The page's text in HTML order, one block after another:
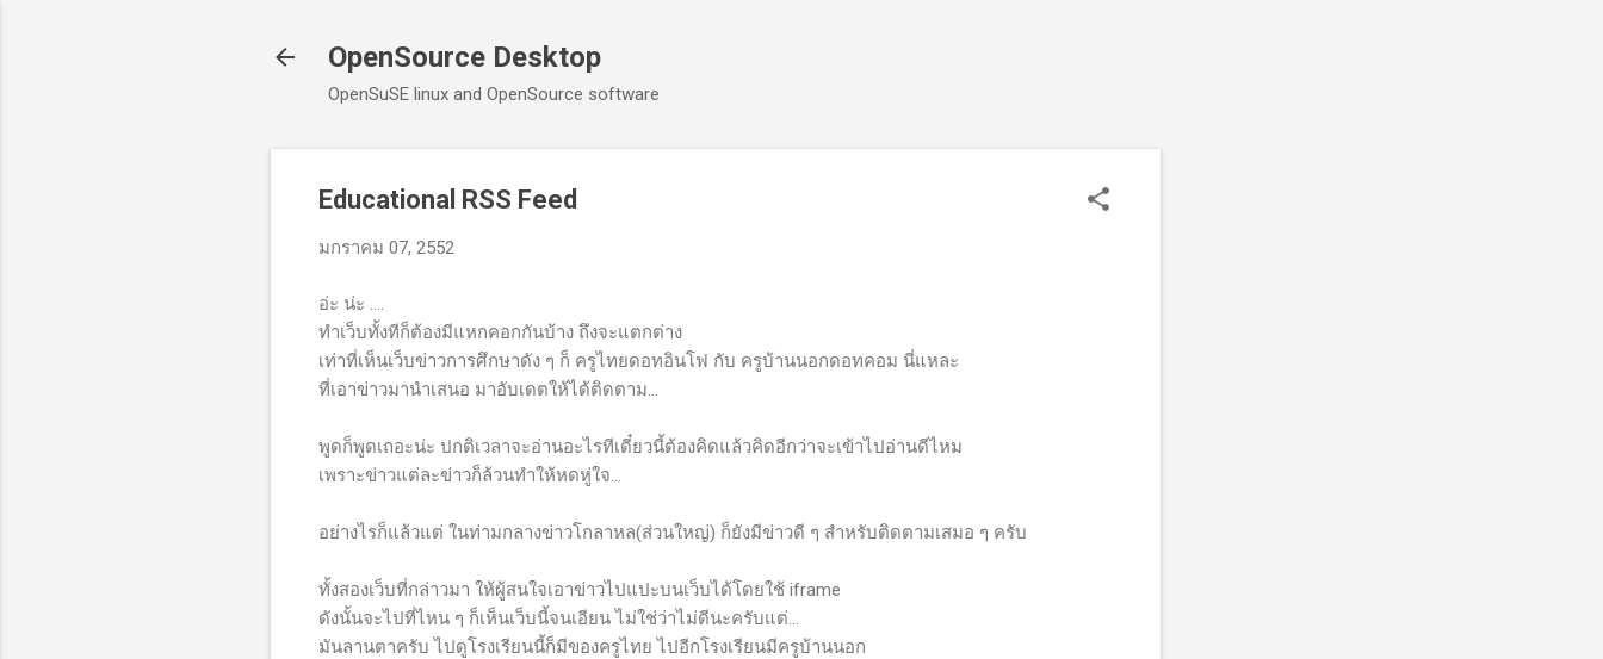
OpenSource Desktop
OpenSuSE linux and OpenSource software
Educational RSS Feed
มกราคม 07, 2552
อ่ะ น่ะ ....
ทำเว็บทั้งทีก็ต้องมีแหกคอกกันบ้าง ถึงจะแตกต่าง
เท่าที่เห็นเว็บข่าวการศึกษาดัง ๆ ก็ ครูไทยดอทอินโฟ กับ ครูบ้านนอกดอทคอม นี่แหละ
ที่เอาข่าวมานำเสนอ มาอับเดตให้ได้ติดตาม...
พูดก็พูดเถอะน่ะ ปกติเวลาจะอ่านอะไรทีเดี๋ยวนี้ต้องคิดแล้วคิดอีกว่าจะเข้าไปอ่านดีไหม
เพราะข่าวแต่ละข่าวก็ล้วนทำให้หดหู่ใจ...
อย่างไรก็แล้วแต่ ในท่ามกลางข่าวโกลาหล(ส่วนใหญ่) ก็ยังมีข่าวดี ๆ สำหรับติดตามเสมอ ๆ ครับ
ทั้งสองเว็บที่กล่าวมา ให้ผู้สนใจเอาข่าวไปแปะบนเว็บได้โดยใช้ iframe
ดังนั้นจะไปที่ไหน ๆ ก็เห็นเว็บนี้จนเอียน ไม่ใช่ว่าไม่ดีนะครับแต่...
มันลานตาครับ ไปดูโรงเรียนนี้ก็มีของครูไทย ไปอีกโรงเรียนมีครูบ้านนอก